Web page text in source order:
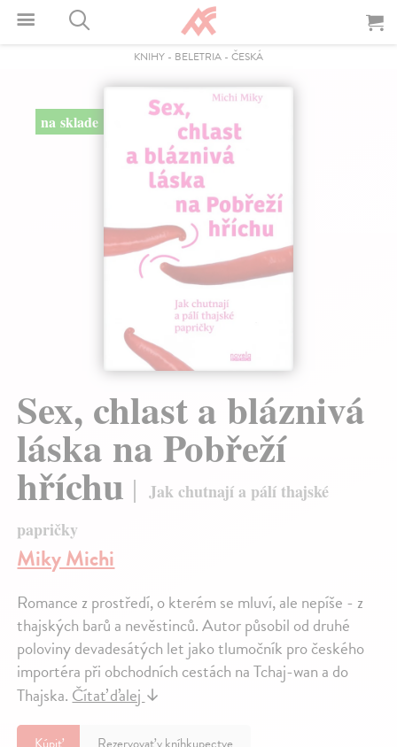
KNIHY - BELETRIA - ČESKÁ
na sklade
Sex, chlast a bláznivá
láska na Pobřeží
hříchu
Jak chutnají a pálí thajské
papričky
Miky Michi
Romance z prostředí, o kterém se mluví, ale nepíše - z
thajských barů a nevěstinců. Autor působil od druhé
poloviny devadesátých let jako tlumočník pro českého
importéra při obchodních cestách na Tchaj-wan a do
Thajska.Čítať ďalej↓